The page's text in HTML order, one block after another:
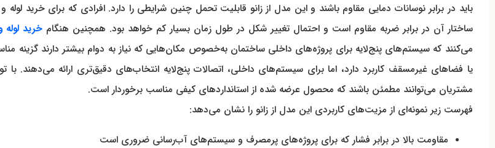
باید در برابر نوسانات دمایی مقاوم باشند و این مدل از زانو قابلیت تحمل چنین شرایطی را دارد. افرادی که برای خرید
ساختار آن در برابر ضربه مقاوم است و احتمال تغییر شکل در طول زمان بسیار کم خواهد بود. همچنین هنگام خرید لوله
می‌کنند که سیستم‌های پنج‌لایه برای پروژه‌های داخلی ساختمان به‌خصوص مکان‌هایی که نیاز به دوام بیشتر دارند گزینه
یا فضاهای غیرمسقف کاربرد دارد، اما برای سیستم‌های داخلی، اتصالات پنج‌لایه انتخاب‌های دقیق‌تری ارائه می‌دهند.
مشتریان می‌توانند مطمئن باشند که محصول عرضه شده از استانداردهای کیفی مناسب برخوردار است.
فهرست زیر نمونه‌ای از مزیت‌های کاربردی این مدل از زانو را نشان می‌دهد:
مقاومت بالا در برابر فشار که برای پروژه‌های پرمصرف و سیستم‌های آب‌رسانی ضروری است